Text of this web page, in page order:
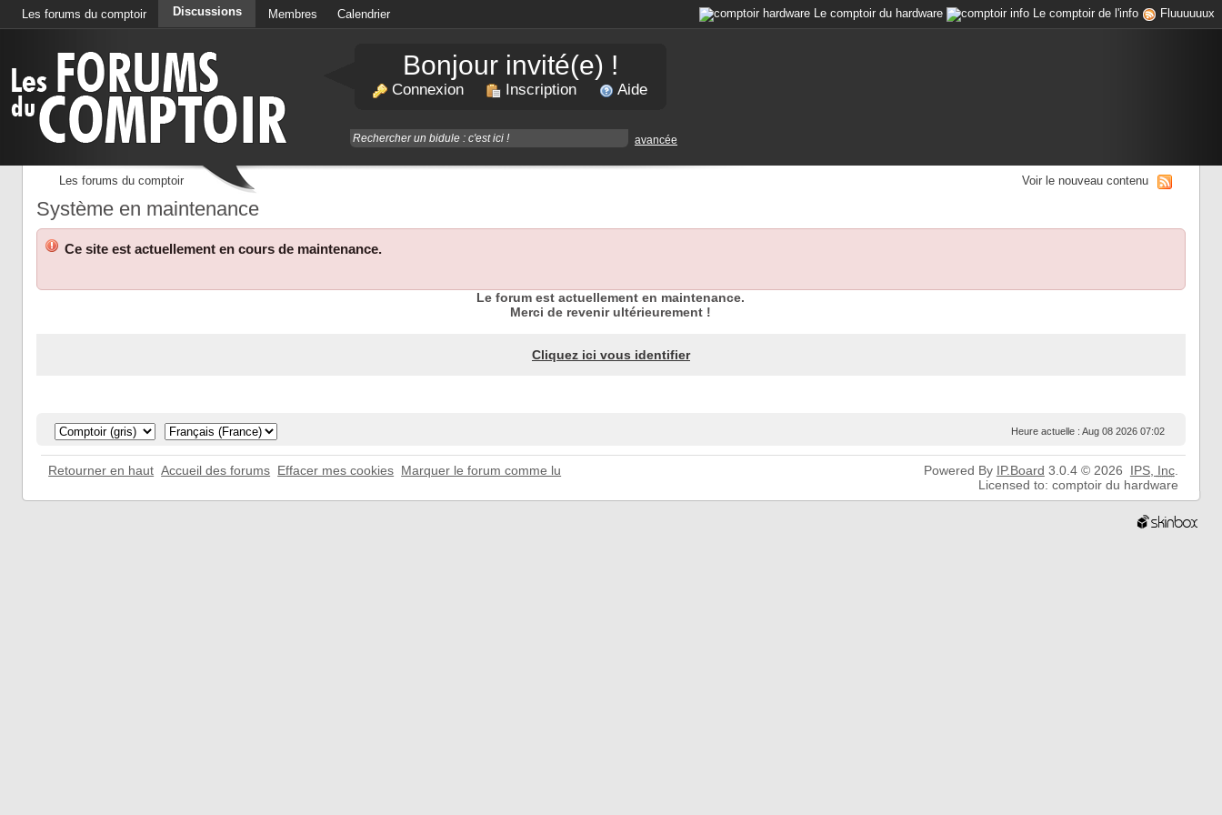
Les forums du comptoir Discussions Membres Calendrier Le comptoir du hardware Le comptoir de l'info Fluuuuuux
Bonjour invité(e) !
Connexion Inscription Aide
avancée
Les forums du comptoir Voir le nouveau contenu
Système en maintenance
Ce site est actuellement en cours de maintenance.
Le forum est actuellement en maintenance.
Merci de revenir ultérieurement !
Cliquez ici vous identifier
Heure actuelle : Aug 08 2026 07:02
Retourner en haut Accueil des forums Effacer mes cookies Marquer le forum comme lu Powered By IP.Board 3.0.4 © 2026 IPS, Inc.
Licensed to: comptoir du hardware